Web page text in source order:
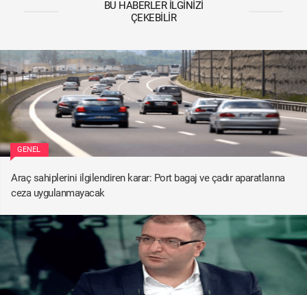
BU HABERLER İLGINIZI
ÇEKEBILIR
GENEL
Araç sahiplerini ilgilendiren karar: Port bagaj ve çadır aparatlarına
ceza uygulanmayacak